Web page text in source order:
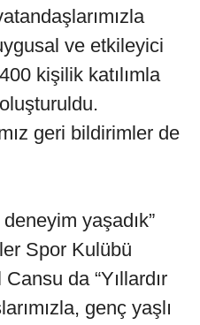
ve etkileyici
kişilik katılımla
geri bildirimler de
yaşadık”
Spor Kulübü
da “Yıllardır
genç yaşlı